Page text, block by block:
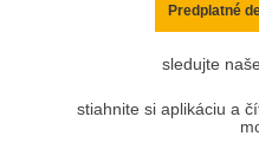
Predplatné
sledujte
stiahnite si aplikáciu a